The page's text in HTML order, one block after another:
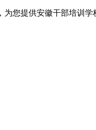
您提供安徽干部培训